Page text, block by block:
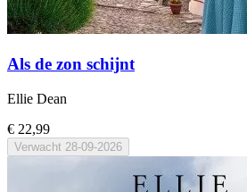
Als de zon schijnt
Ellie Dean
€ 22,99
Verwacht 28-09-2026